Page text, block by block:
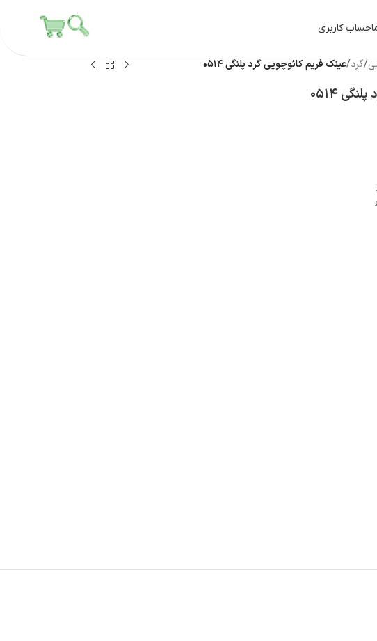
حساب کاربری
/گرد/عینک فریم کائوچویی گرد پلنگی ۰۵۱۴
۰۵۱۴